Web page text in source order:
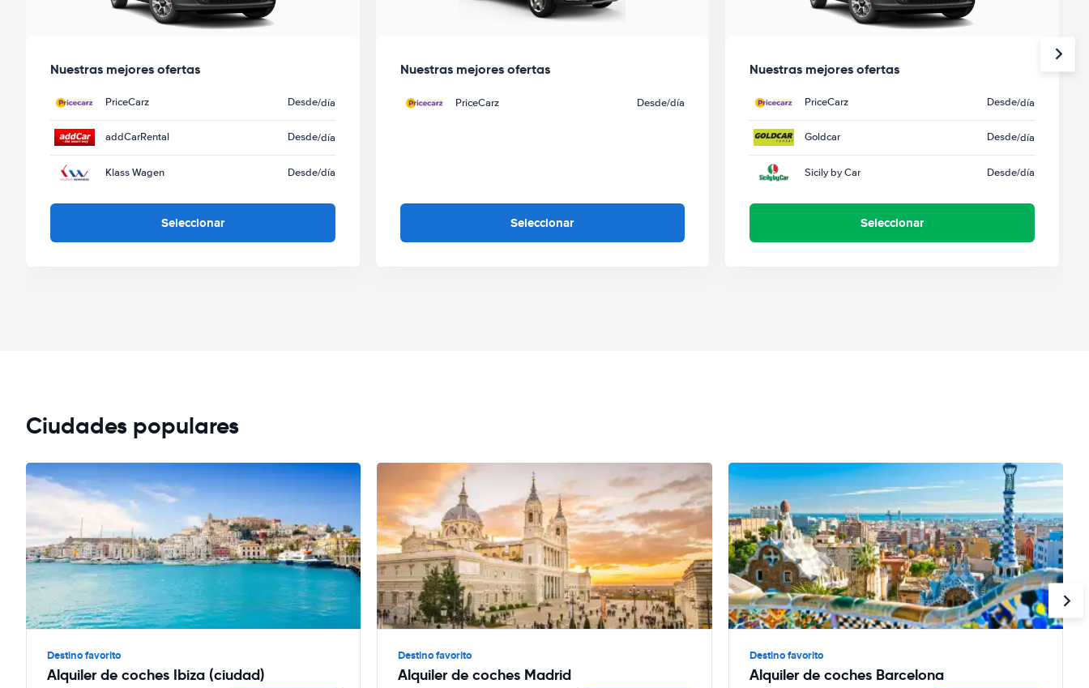
Nuestras mejores ofertas
PriceCarz Desde/día
addCarRental Desde/día
Klass Wagen Desde/día
Seleccionar
Nuestras mejores ofertas
PriceCarz Desde/día
Seleccionar
Nuestras mejores ofertas
PriceCarz Desde/día
Goldcar Desde/día
Sicily by Car Desde/día
Seleccionar
Ciudades populares
Destino favorito
Alquiler de coches Ibiza (ciudad)
Destino favorito
Alquiler de coches Madrid
Destino favorito
Alquiler de coches Barcelona